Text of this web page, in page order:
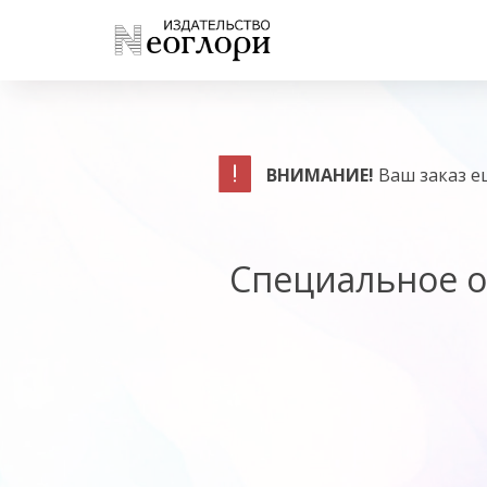
ВНИМАНИЕ! Ваш заказ
Специальное